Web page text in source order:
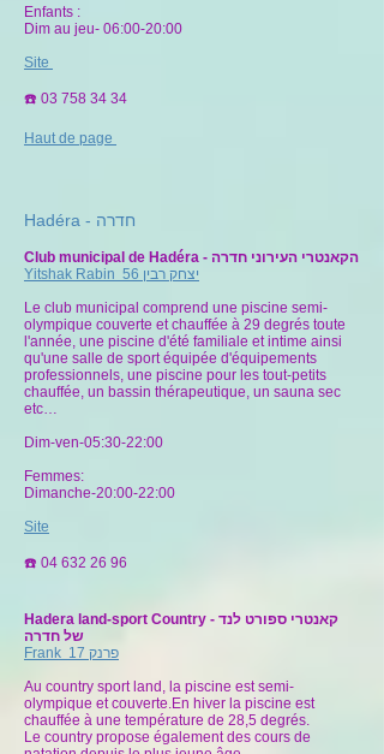
Enfants :
Dim au jeu- 06:00-20:00
Site
☎️ 03 758 34 34
Haut de page
Hadéra - חדרה
Club municipal de Hadéra - הקאנטרי העירוני חדרה
Yitshak Rabin 56 יצחק רבין
Le club municipal comprend une piscine semi-
olympique couverte et chauffée à 29 degrés toute
l'année, une piscine d'été familiale et intime ainsi
qu'une salle de sport équipée d'équipements
professionnels, une piscine pour les tout-petits
chauffée, un bassin thérapeutique, un sauna sec
etc…
Dim-ven-05:30-22:00
Femmes:
Dimanche-20:00-22:00
Site
☎️ 04 632 26 96
Hadera land-sport Country - קאנטרי ספורט לנד
של חדרה
Frank 17 פרנק
Au country sport land, la piscine est semi-
olympique et couverte.En hiver la piscine est
chauffée à une température de 28,5 degrés.
Le country propose également des cours de